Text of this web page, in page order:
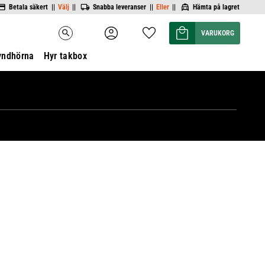
Betala säkert || Välj || Snabba leveranser || Eller || Hämta på lagret
search Favoriter
Kundvagn
Hyr takbox